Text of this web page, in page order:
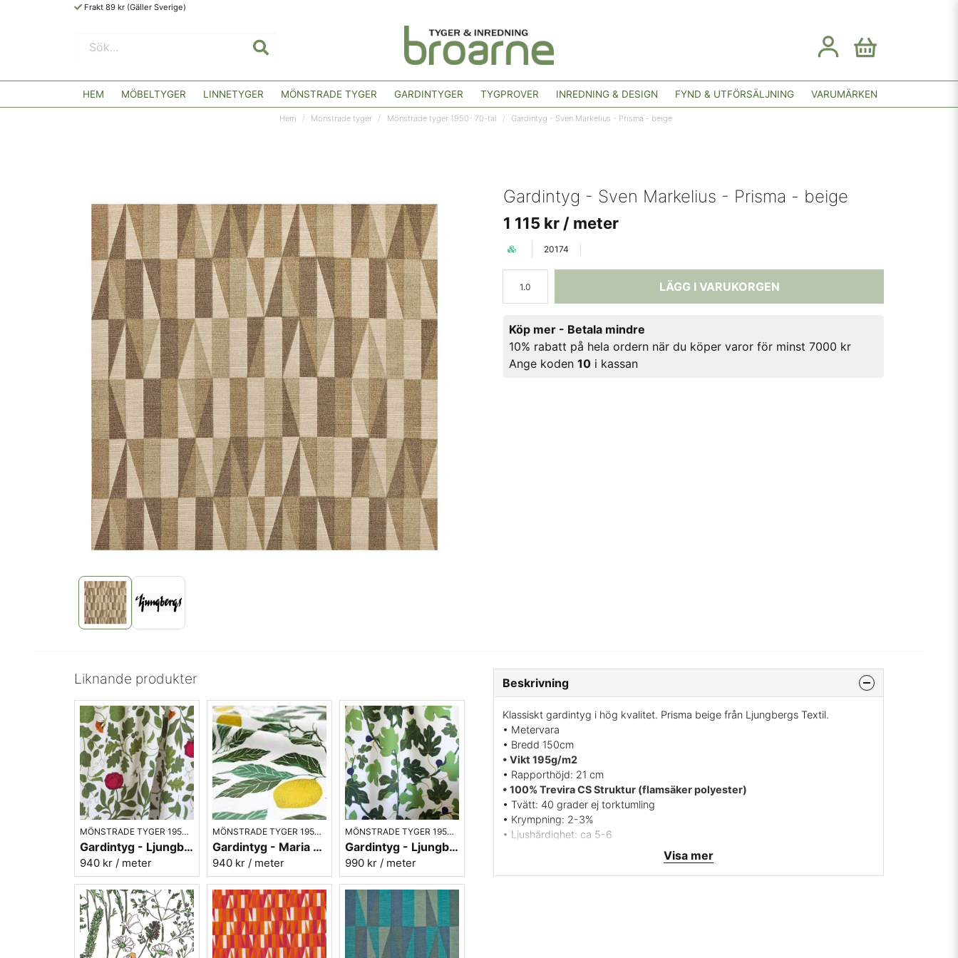
Frakt 89 kr (Gäller Sverige)
HEM MÖBELTYGER LINNETYGER MÖNSTRADE TYGER GARDINTYGER TYGPROVER INREDNING & DESIGN FYND & UTFÖRSÄLJNING VARUMÄRKEN
Hem Mönstrade tyger Mönstrade tyger 1950- 70-tal Gardintyg - Sven Markelius - Prisma - beige
Gardintyg - Sven Markelius - Prisma - beige
1 115 kr / meter
20174
LÄGG I VARUKORGEN
Köp mer - Betala mindre
10% rabatt på hela ordern när du köper varor för minst 7000 kr
Ange koden10 i kassan
Liknande produkter
MÖNSTRADE TYGER 1950- 70-TAL
Gardintyg - Ljungbergs - Botanica grön
940 kr / meter
MÖNSTRADE TYGER 1950- 70-TAL
Gardintyg - Maria Åström Citrus grön - EKO-bomull
940 kr / meter
MÖNSTRADE TYGER 1950- 70-TAL
Gardintyg - Ljungbergs Fiki grön - bomull/lin
990 kr / meter
Beskrivning
Klassiskt gardintyg i hög kvalitet. Prisma beige från Ljungbergs Textil.
• Metervara
• Bredd 150cm
• Vikt 195g/m2
• Rapporthöjd: 21 cm
• 100% Trevira CS Struktur (flamsäker polyester)
• Tvätt: 40 grader ej torktumling
• Krympning: 2-3%
• Ljushärdighet: ca 5-6
Vill du ha ett tygprov maila mig på:info@broarne.se
Visa mer